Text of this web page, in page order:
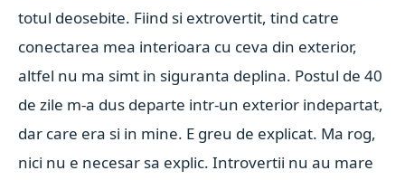
totul deosebite. Fiind si extrovertit, tind catre
conectarea mea interioara cu ceva din exterior,
altfel nu ma simt in siguranta deplina. Postul de 40
de zile m-a dus departe intr-un exterior indepartat,
dar care era si in mine. E greu de explicat. Ma rog,
nici nu e necesar sa explic. Introvertii nu au mare